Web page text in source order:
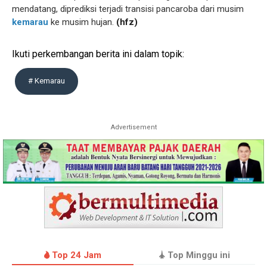
mendatang, diprediksi terjadi transisi pancaroba dari musim
kemarau ke musim hujan. (hfz)
Ikuti perkembangan berita ini dalam topik:
# Kemarau
Advertisement
Top 24 Jam Top Minggu ini